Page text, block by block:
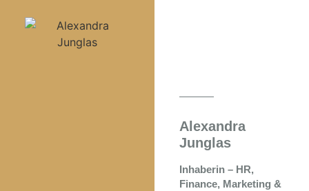
Alexandra
Junglas
Inhaberin – HR,
Finance, Marketing &